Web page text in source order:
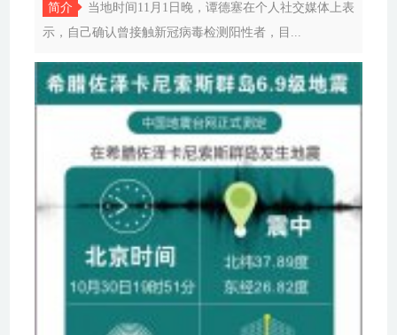
简介
当地时间11月1日晚，谭德塞在个人社交媒体上表
示，自己确认曾接触新冠病毒检测阳性者，目...